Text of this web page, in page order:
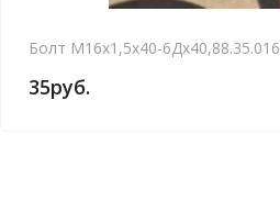
Болт М16х1,5х40-6Дх40,88.35.016
35руб.